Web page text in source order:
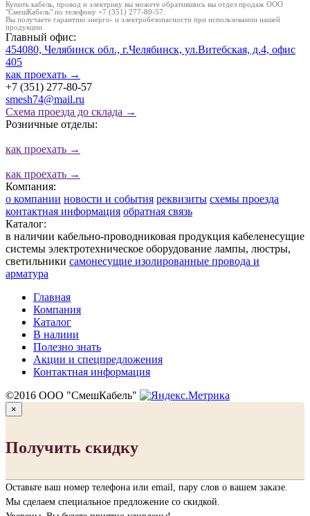
Купить кабель, провод и электрику вы можете обратившись вы отдел продаж ООО
"СмешКабель" по телефону +7 (351) 277-80-57.
Вы получаете гарантию энерго- и электробезопасности при использовании нашей
продукции.
Главный офис:
454080, Челябинск обл., г.Челябинск, ул.Витебская, д.4, офис
405
как проехать →
+7 (351) 277-80-57
smesh74@mail.ru
Схема проезда до склада →
Розничные отделы:
как проехать →
как проехать →
Компания:
о компании новости и события реквизиты схемы проезда
контактная информация обратная связь
Каталог:
в наличии кабельно-проводниковая продукция кабеленесущие
системы электротехническое оборудование лампы, люстры,
светильники cамонесущие изолированные провода и
арматура
Главная
Компания
Каталог
В налиии
Полезно знать
Акции и спецпредложения
Контактная информация
©2016 ООО "СмешКабель"
×
Получить скидку
Оставьте ваш номер телефона или email, пару слов о вашем заказе.
Мы сделаем специальное предложение со скидкой.